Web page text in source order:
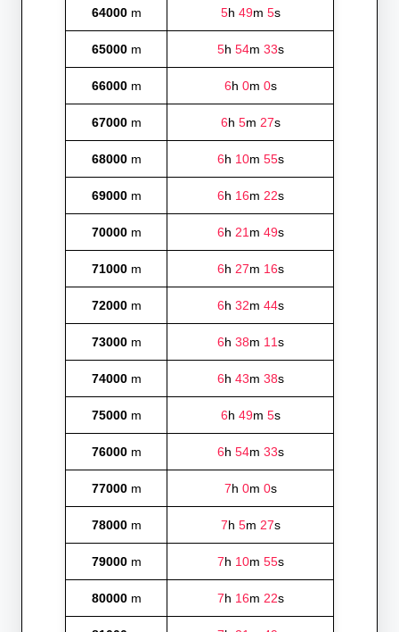
64000m 5h 49m 5s
65000m 5h 54m 33s
66000m 6h 0m 0s
67000m 6h 5m 27s
68000m 6h 10m 55s
69000m 6h 16m 22s
70000m 6h 21m 49s
71000m 6h 27m 16s
72000m 6h 32m 44s
73000m 6h 38m 11s
74000m 6h 43m 38s
75000m 6h 49m 5s
76000m 6h 54m 33s
77000m 7h 0m 0s
78000m 7h 5m 27s
79000m 7h 10m 55s
80000m 7h 16m 22s